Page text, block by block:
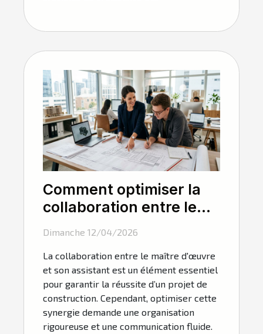
Comment optimiser la
collaboration entre le
maître d'œuvre et son
assistant ?
Dimanche 12/04/2026
La collaboration entre le maître d'œuvre
et son assistant est un élément essentiel
pour garantir la réussite d’un projet de
construction. Cependant, optimiser cette
synergie demande une organisation
rigoureuse et une communication fluide.